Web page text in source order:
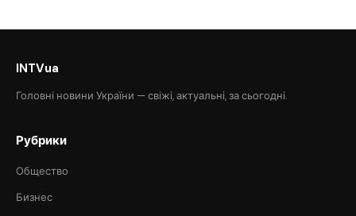
INTVua
Головні новини України — свіжі, актуальні, за сьогодні.
Рубрики
Общество
Бизнес